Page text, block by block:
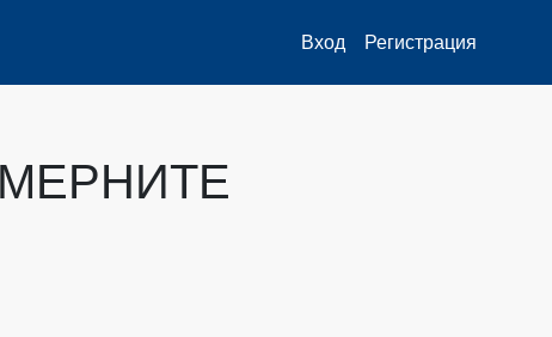
Вход Регистрация